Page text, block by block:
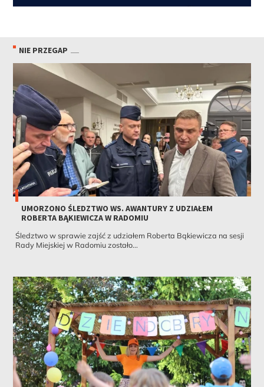
NIE PRZEGAP
UMORZONO ŚLEDZTWO WS. AWANTURY Z UDZIAŁEM
ROBERTA BĄKIEWICZA W RADOMIU
Śledztwo w sprawie zajść z udziałem Roberta Bąkiewicza na sesji
Rady Miejskiej w Radomiu zostało...